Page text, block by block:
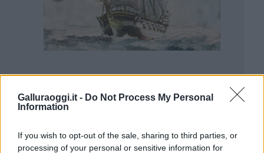
Galluraoggi.it - Do Not Process My Personal
Information
If you wish to opt-out of the sale, sharing to third parties, or
processing of your personal or sensitive information for